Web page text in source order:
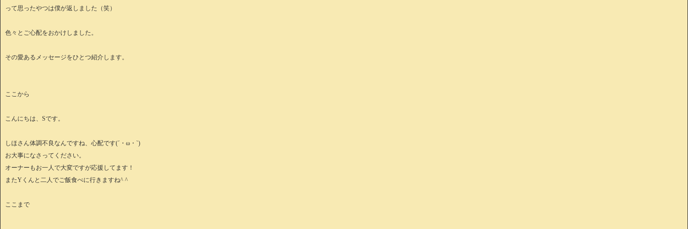
って思ったやつは僕が返しました（笑）
色々とご心配をおかけしました。
その愛あるメッセージをひとつ紹介します。
ここから
こんにちは、Sです。
しほさん体調不良なんですね、心配です(´・ω・`)
お大事になさってください。
オーナーもお一人で大変ですが応援してます！
またYくんと二人でご飯食べに行きますね^ ^
ここまで